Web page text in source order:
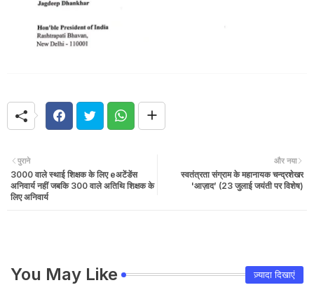
और नया
स्वतंत्रता संग्राम के महानायक चन्द्रशेखर
'आज़ाद’ (23 जुलाई जयंती पर विशेष)
पुराने
3000 वाले स्थाई शिक्षक के लिए eअटेंडेंस
अनिवार्य नहीं जबकि 300 वाले अतिथि शिक्षक के
लिए अनिवार्य
You May Like ज़्यादा दिखाएं